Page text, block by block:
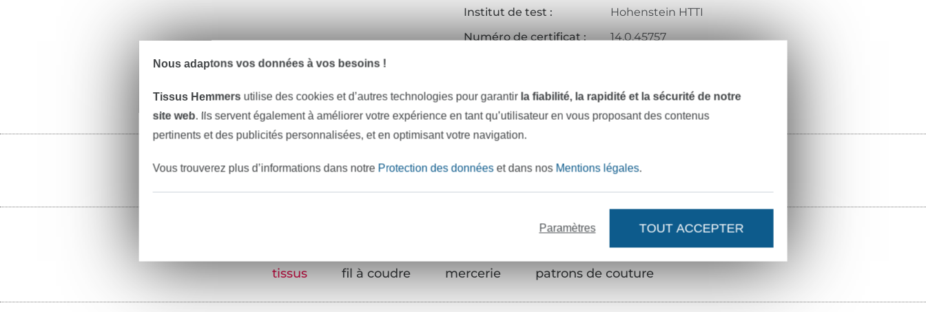
Institut de test :
Hohenstein HTTI
Numéro de certificat :
14.0.45757
Coordonnées du fabricant
Articles assortis
tissus fil à coudre mercerie patrons de couture
Nous adaptons vos données à vos besoins !
Tissus Hemmers utilise des cookies et d’autres technologies pour garantir la fiabilité, la rapidité et la sécurité de notre
site web. Ils servent également à améliorer votre expérience en tant qu’utilisateur en vous proposant des contenus
pertinents et des publicités personnalisées, et en optimisant votre navigation.
Vous trouverez plus d’informations dans notre Protection des donnéeset dans nos Mentions légales.
Paramètres TOUT ACCEPTER